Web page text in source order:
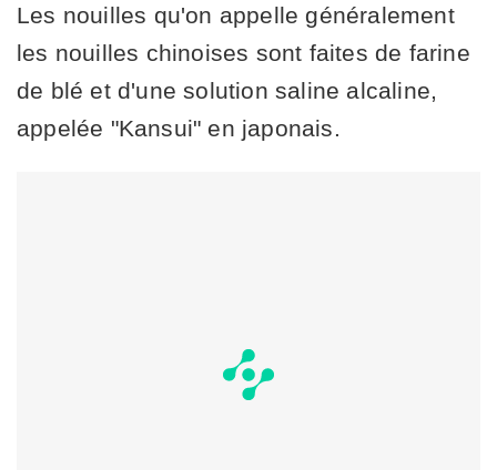
Les nouilles qu'on appelle généralement
les nouilles chinoises sont faites de farine
de blé et d'une solution saline alcaline,
appelée "Kansui" en japonais.